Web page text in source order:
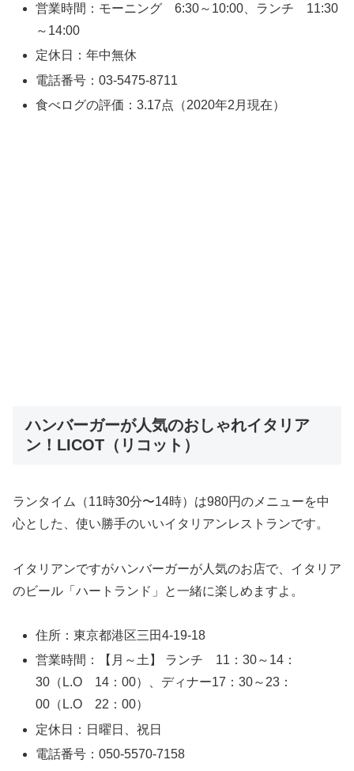
営業時間：モーニング 6:30～10:00、ランチ 11:30
～14:00
定休日：年中無休
電話番号：03-5475-8711
食べログの評価：3.17点（2020年2月現在）
ハンバーガーが人気のおしゃれイタリア
ン！LICOT（リコット）
ランタイム（11時30分〜14時）は980円のメニューを中
心とした、使い勝手のいいイタリアンレストランです。
イタリアンですがハンバーガーが人気のお店で、イタリア
のビール「ハートランド」と一緒に楽しめますよ。
住所：東京都港区三田4-19-18
営業時間：【月～土】 ランチ 11：30～14：
30（L.O 14：00）、ディナー17：30～23：
00（L.O 22：00）
定休日：日曜日、祝日
電話番号：050-5570-7158